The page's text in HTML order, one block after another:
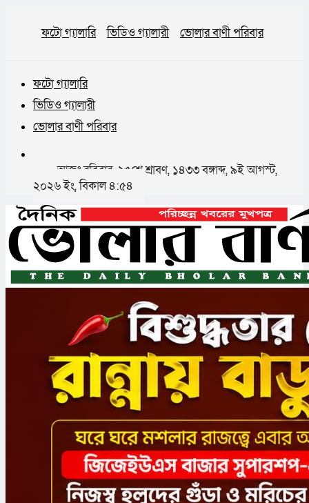
ফটো গ্যালারি ভিডিও গ্যালারী ভোলার বাণী পরিবার
ফটো গ্যালারি
ভিডিও গ্যালারী
ভোলার বাণী পরিবার
আজঃ রবিবার, ২৫শে শ্রাবণ, ১৪৩৩ বঙ্গাব্দ, ৯ই আগস্ট,
২০২৬ ইং, বিকাল ৪:৫৪